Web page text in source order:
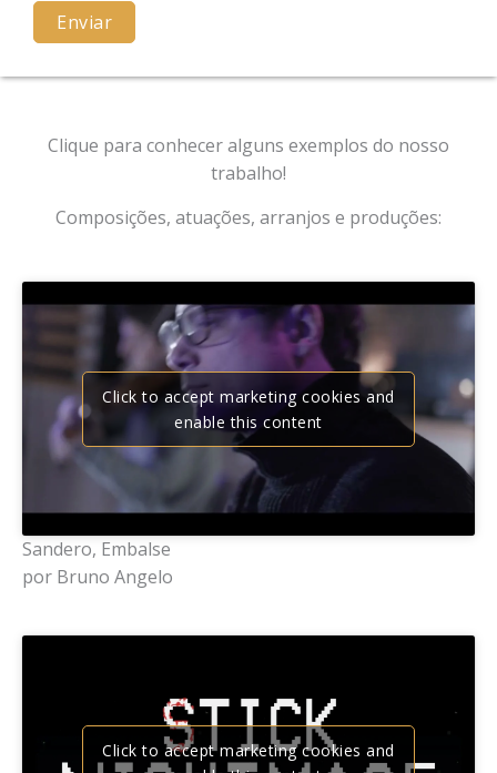
Clique para conhecer alguns exemplos do nosso
trabalho!
Composições, atuações, arranjos e produções:
Click to accept marketing cookies and
enable this content
Sandero, Embalse
por Bruno Angelo
Click to accept marketing cookies and